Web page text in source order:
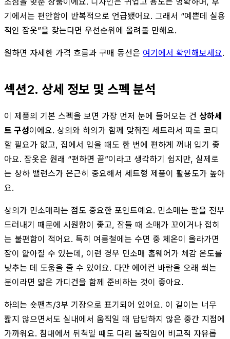
기에서는 편안함이 반복적으로 언급됐어요. 그래서 “예쁜데 실용
적인 잠옷”을 찾는다면 우선순위에 올려볼 만해요.
원하면 자세한 가격 흐름과 구매 동선은 여기에서 확인해보세요.
섹션2. 상세 정보 및 스펙 분석
이 제품의 기본 스펙을 보면 가장 먼저 눈에 들어오는 건 상하세
트 구성이에요. 상의와 하의가 함께 맞춰진 세트라서 따로 코디
할 필요가 없고, 집에서 입을 때도 한 번에 편하게 꺼내 입기 좋
아요. 잠옷은 원래 “편하면 끝”이라고 생각하기 쉽지만, 실제로
는 상하 밸런스가 은근히 중요해서 세트형 제품이 활용도가 높아
요.
상의가 민소매라는 점도 중요한 포인트예요. 민소매는 팔을 전부
드러내기 때문에 시원함이 좋고, 잠들 때 소매가 꼬이거나 접히
는 불편함이 적어요. 특히 여름철에는 수면 중 체온이 올라가면
잠이 얕아질 수 있는데, 이런 경우 민소매 홈웨어가 체감 온도를
낮추는 데 도움을 줄 수 있어요. 다만 에어컨 바람을 오래 쐬는
분이라면 얇은 가디건을 함께 준비하는 것이 좋아요.
하의는 숏팬츠/3부 기장으로 표기되어 있어요. 이 길이는 너무
짧지 않으면서도 실내에서 움직일 때 답답하지 않은 중간 지점에
가까워요. 침대에서 뒤척일 때도 다리 움직임이 비교적 자유롭